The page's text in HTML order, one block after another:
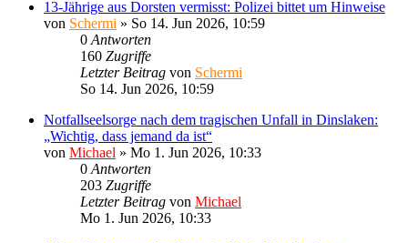
13-Jährige aus Dorsten vermisst: Polizei bittet um Hinweise
von Schermi » So 14. Jun 2026, 10:59
0 Antworten
160 Zugriffe
Letzter Beitrag von Schermi
So 14. Jun 2026, 10:59
Notfallseelsorge nach dem tragischen Unfall in Dinslaken:
„Wichtig, dass jemand da ist“
von Michael » Mo 1. Jun 2026, 10:33
0 Antworten
203 Zugriffe
Letzter Beitrag von Michael
Mo 1. Jun 2026, 10:33